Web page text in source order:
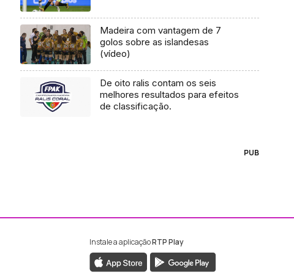
Madeira com vantagem de 7
golos sobre as islandesas
(vídeo)
De oito ralis contam os seis
melhores resultados para efeitos
de classificação.
PUB
da RTP Madeira
Instagram da RTP Madeira
Instale a aplicaçãoRTP Play